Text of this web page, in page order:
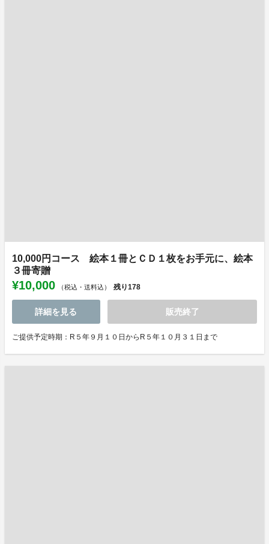
10,000円コース 絵本１冊とＣＤ１枚をお手元に、絵本
３冊寄贈
¥10,000 （税込・送料込） 残り178
詳細を見る 販売終了
ご提供予定時期：R５年９月１０日からR５年１０月３１日まで